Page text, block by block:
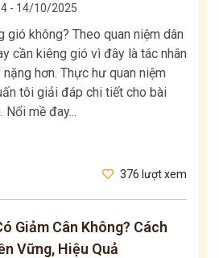
- 14/10/2025
gió không? Theo quan niệm dân
cần kiêng gió vì đây là tác nhân
hơn. Thực hư quan niệm
tôi giải đáp chi tiết cho bài
Nổi mề đay...
376 lượt xem
Giảm Cân Không? Cách
Vững, Hiệu Quả